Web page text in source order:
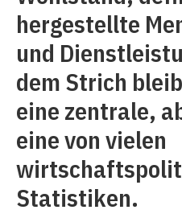
hergestellte
und
dem Strich
eine zentrale,
eine von vielen
Statistiken.